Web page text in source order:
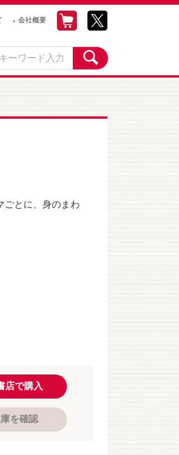
会社概要
ごとに、身のまわ
店で購入
を確認